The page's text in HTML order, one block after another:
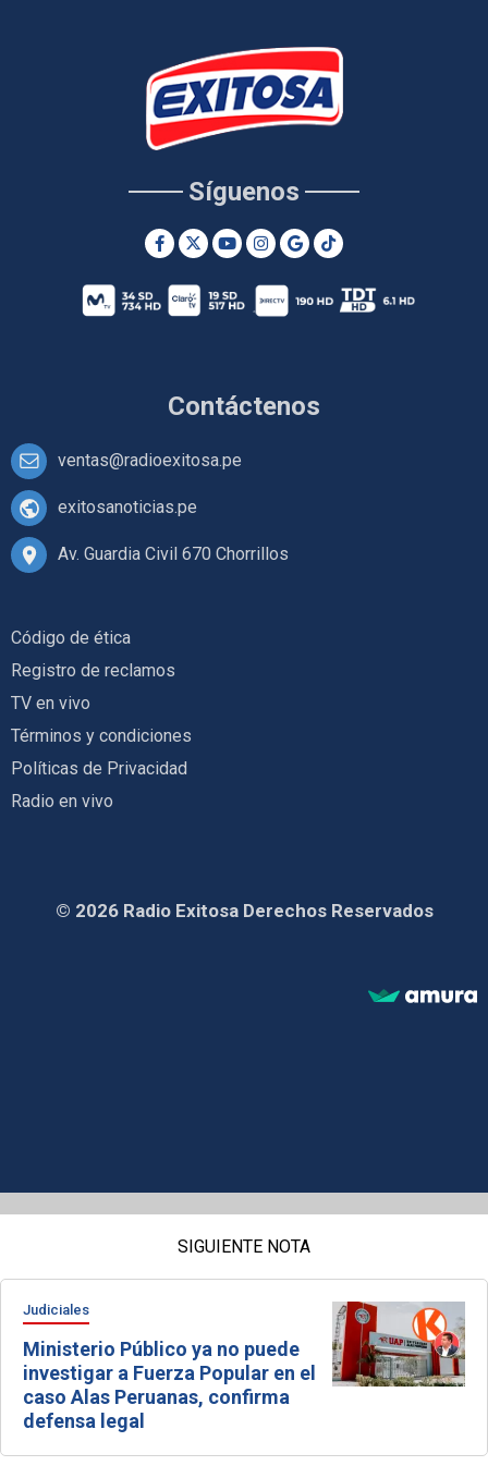
Contáctenos
ventas@radioexitosa.pe
exitosanoticias.pe
Av. Guardia Civil 670 Chorrillos
Síguenos
Código de ética
Registro de reclamos
TV en vivo
Términos y condiciones
Políticas de Privacidad
Radio en vivo
© 2026 Radio Exitosa Derechos Reservados
SIGUIENTE NOTA
Judiciales
Ministerio Público ya no puede
investigar a Fuerza Popular en el
caso Alas Peruanas, confirma
defensa legal